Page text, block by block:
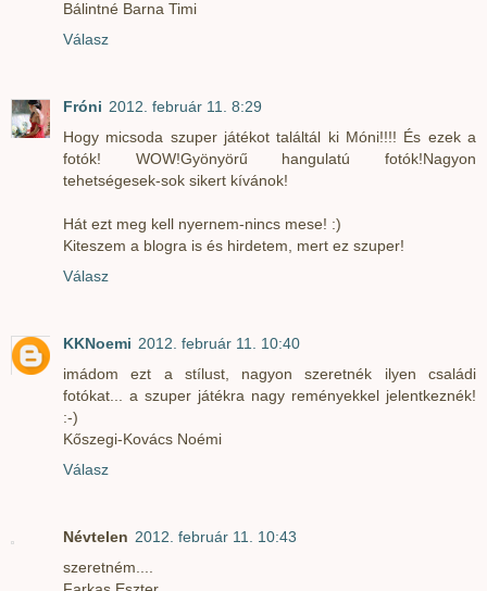
Bálintné Barna Timi
Válasz
Fróni 2012. február 11. 8:29
Hogy micsoda szuper játékot találtál ki Móni!!!! És ezek a
fotók! WOW!Gyönyörű hangulatú fotók!Nagyon
tehetségesek-sok sikert kívánok!
Hát ezt meg kell nyernem-nincs mese! :)
Kiteszem a blogra is és hirdetem, mert ez szuper!
Válasz
KKNoemi 2012. február 11. 10:40
imádom ezt a stílust, nagyon szeretnék ilyen családi
fotókat... a szuper játékra nagy reményekkel jelentkeznék!
:-)
Kőszegi-Kovács Noémi
Válasz
Névtelen 2012. február 11. 10:43
szeretném....